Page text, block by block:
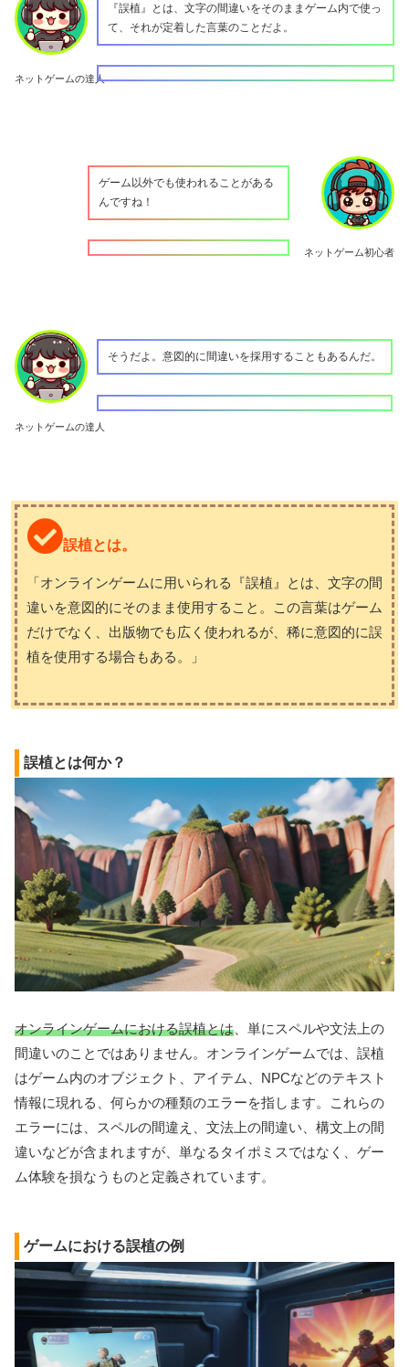
ネットゲームの達人
『誤植』とは、文字の間違いをそのままゲーム内で使っ
て、それが定着した言葉のことだよ。
ネットゲーム初心者
ゲーム以外でも使われることがある
んですね！
ネットゲームの達人
そうだよ。意図的に間違いを採用することもあるんだ。
誤植とは。
「オンラインゲームに用いられる『誤植』とは、文字の間
違いを意図的にそのまま使用すること。この言葉はゲーム
だけでなく、出版物でも広く使われるが、稀に意図的に誤
植を使用する場合もある。」
誤植とは何か？
オンラインゲームにおける誤植とは 、単にスペルや文法上の
間違いのことではありません。オンラインゲームでは、誤植
はゲーム内のオブジェクト、アイテム、NPCなどのテキスト
情報に現れる、何らかの種類のエラーを指します。これらの
エラーには、スペルの間違え、文法上の間違い、構文上の間
違いなどが含まれますが、単なるタイポミスではなく、ゲー
ム体験を損なうものと定義されています。
ゲームにおける誤植の例